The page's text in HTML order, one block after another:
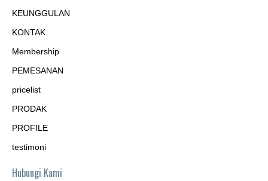
KEUNGGULAN
KONTAK
Membership
PEMESANAN
pricelist
PRODAK
PROFILE
testimoni
Hubungi Kami